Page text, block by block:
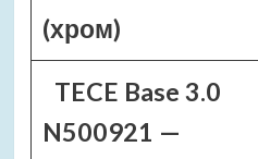
(хром)
TECE Base 3.0
N500921 —